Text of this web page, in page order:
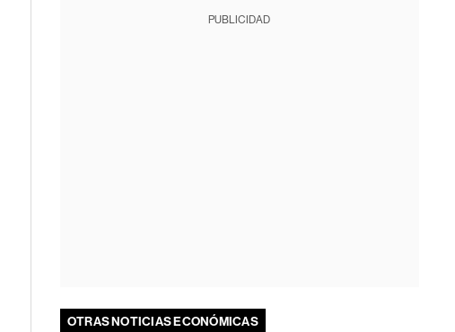
PUBLICIDAD
OTRAS NOTICIAS ECONÓMICAS